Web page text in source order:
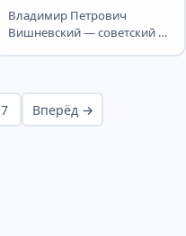
Владимир Петрович
Вишневский — советский и
7 Вперёд →